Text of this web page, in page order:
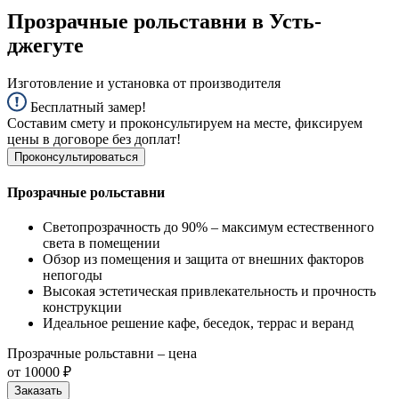
Прозрачные рольставни в Усть-
джегуте
Изготовление и установка от производителя
Бесплатный замер!
Составим смету и проконсультируем на месте, фиксируем
цены в договоре без доплат!
Проконсультироваться
Прозрачные рольставни
Светопрозрачность до 90% – максимум естественного
света в помещении
Обзор из помещения и защита от внешних факторов
непогоды
Высокая эстетическая привлекательность и прочность
конструкции
Идеальное решение кафе, беседок, террас и веранд
Прозрачные рольставни – цена
от 10000 ₽
Заказать